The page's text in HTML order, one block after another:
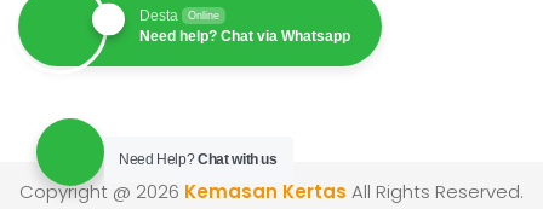
Desta Online
Need help? Chat via Whatsapp
Copyright @ 2026 Kemasan Kertas All Rights Reserved.
Need Help?Chat with us